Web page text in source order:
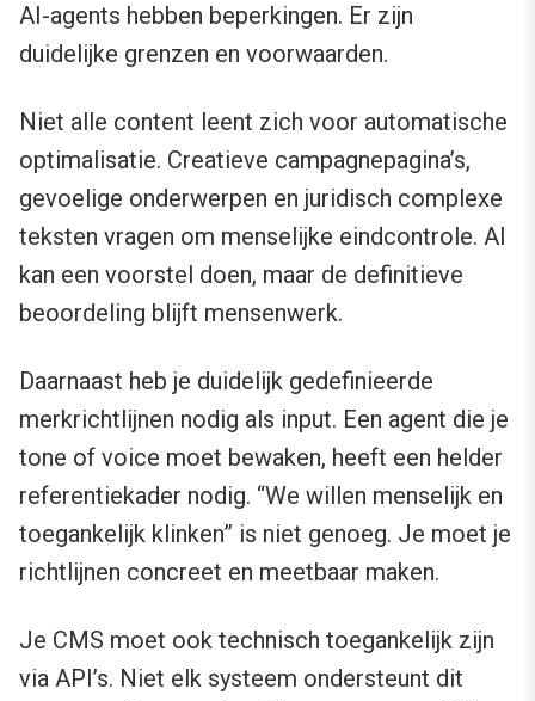
AI-agents hebben beperkingen. Er zijn
duidelijke grenzen en voorwaarden.
Niet alle content leent zich voor automatische
optimalisatie. Creatieve campagnepagina’s,
gevoelige onderwerpen en juridisch complexe
teksten vragen om menselijke eindcontrole. AI
kan een voorstel doen, maar de definitieve
beoordeling blijft mensenwerk.
Daarnaast heb je duidelijk gedefinieerde
merkrichtlijnen nodig als input. Een agent die je
tone of voice moet bewaken, heeft een helder
referentiekader nodig. “We willen menselijk en
toegankelijk klinken” is niet genoeg. Je moet je
richtlijnen concreet en meetbaar maken.
Je CMS moet ook technisch toegankelijk zijn
via API’s. Niet elk systeem ondersteunt dit